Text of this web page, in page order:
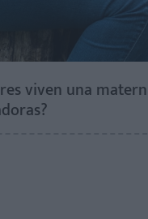
viven una